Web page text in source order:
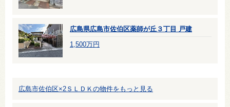
広島県広島市佐伯区薬師が丘３丁目 戸建
1,500万円
広島市佐伯区×2ＳＬＤＫの物件をもっと見る